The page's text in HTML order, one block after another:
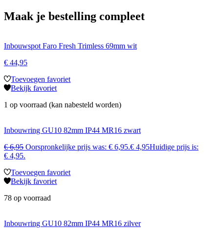
Maak je bestelling compleet
Inbouwspot Faro Fresh Trimless 69mm wit
€ 44,95
Toevoegen favoriet
Bekijk favoriet
1 op voorraad (kan nabesteld worden)
Inbouwring GU10 82mm IP44 MR16 zwart
€6,95 Oorspronkelijke prijs was: € 6,95.€ 4,95Huidige prijs is:
€ 4,95.
Toevoegen favoriet
Bekijk favoriet
78 op voorraad
Inbouwring GU10 82mm IP44 MR16 zilver